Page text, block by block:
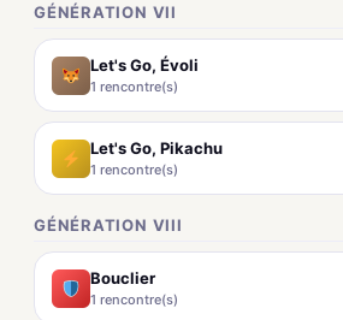
GÉNÉRATION VII
Let's Go, Évoli
1 rencontre(s)
Let's Go, Pikachu
1 rencontre(s)
GÉNÉRATION VIII
Bouclier
1 rencontre(s)